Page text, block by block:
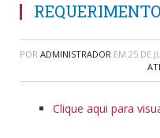
POR ADMINISTRADOR EM 25 DE
Clique aqui para